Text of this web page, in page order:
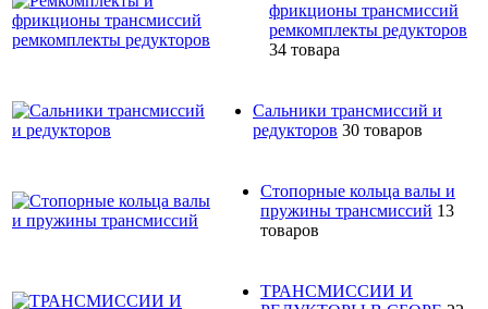
фрикционы трансмиссий
ремкомплекты редукторов
34 товара
Сальники трансмиссий и
редукторов 30 товаров
Стопорные кольца валы и
пружины трансмиссий 13
товаров
ТРАНСМИССИИ И